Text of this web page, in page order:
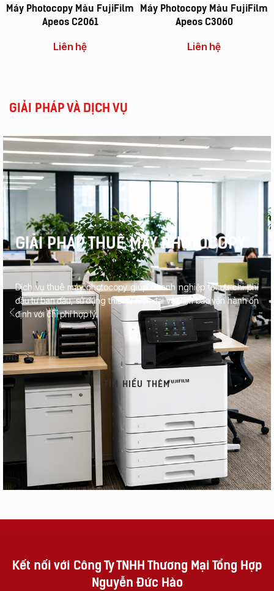
Máy Photocopy Màu FujiFilm
Apeos C2061
Liên hệ
Máy Photocopy Màu FujiFilm
Apeos C3060
Liên hệ
GIẢI PHÁP VÀ DỊCH VỤ
GIẢI PHÁP THUÊ MÁY PHOTOCOPY
Dịch vụ thuê máy photocopy giúp doanh nghiệp tối ưu chi phí
đầu tư ban đầu, sử dụng thiết bị hiện đại và đảm bảo vận hành ổn
định với chi phí hợp lý.
TÌM HIỂU THÊM
Kết nối với Công Ty TNHH Thương Mại Tổng Hợp
Nguyễn Đức Hào